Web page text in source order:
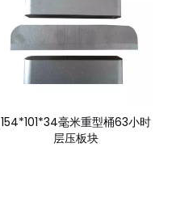
154*101*34毫米重型桶63小时
层压板块